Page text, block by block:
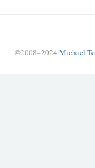
©2008–2024 Michael